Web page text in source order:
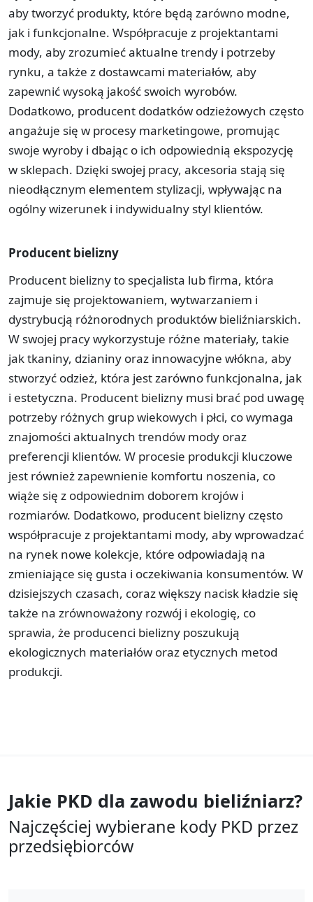
aby tworzyć produkty, które będą zarówno modne,
jak i funkcjonalne. Współpracuje z projektantami
mody, aby zrozumieć aktualne trendy i potrzeby
rynku, a także z dostawcami materiałów, aby
zapewnić wysoką jakość swoich wyrobów.
Dodatkowo, producent dodatków odzieżowych często
angażuje się w procesy marketingowe, promując
swoje wyroby i dbając o ich odpowiednią ekspozycję
w sklepach. Dzięki swojej pracy, akcesoria stają się
nieodłącznym elementem stylizacji, wpływając na
ogólny wizerunek i indywidualny styl klientów.
Producent bielizny
Producent bielizny to specjalista lub firma, która
zajmuje się projektowaniem, wytwarzaniem i
dystrybucją różnorodnych produktów bieliźniarskich.
W swojej pracy wykorzystuje różne materiały, takie
jak tkaniny, dzianiny oraz innowacyjne włókna, aby
stworzyć odzież, która jest zarówno funkcjonalna, jak
i estetyczna. Producent bielizny musi brać pod uwagę
potrzeby różnych grup wiekowych i płci, co wymaga
znajomości aktualnych trendów mody oraz
preferencji klientów. W procesie produkcji kluczowe
jest również zapewnienie komfortu noszenia, co
wiąże się z odpowiednim doborem krojów i
rozmiarów. Dodatkowo, producent bielizny często
współpracuje z projektantami mody, aby wprowadzać
na rynek nowe kolekcje, które odpowiadają na
zmieniające się gusta i oczekiwania konsumentów. W
dzisiejszych czasach, coraz większy nacisk kładzie się
także na zrównoważony rozwój i ekologię, co
sprawia, że producenci bielizny poszukują
ekologicznych materiałów oraz etycznych metod
produkcji.
Jakie PKD dla zawodu bieliźniarz?
Najczęściej wybierane kody PKD przez
przedsiębiorców